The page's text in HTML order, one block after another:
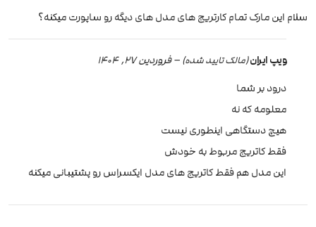
سلام این مارک تمام کارتریج های مدل های دیگه رو ساپورت میکنه؟
ویپ ایران(مالک تایید شده) – فروردین 27, 1404
درود بر شما
معلومه که نه
هیچ دستگاهی اینطوری نیست
فقط کاتریج مربوط به خودش
این مدل هم فقط کاتریج های مدل ایکسراس رو پشتیبانی میکنه